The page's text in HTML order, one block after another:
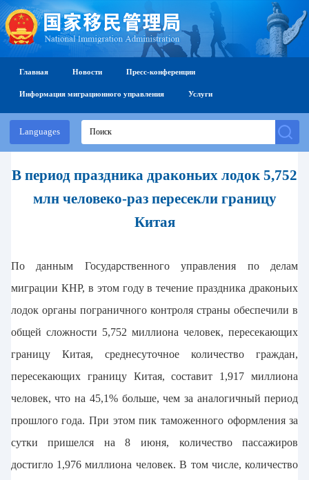
Languages
Главная Новости Пресс-конференции
Информация миграционного управления Услуги
В период праздника драконьих лодок 5,752
млн человеко-раз пересекли границу
Китая
По данным Государственного управления по делам
миграции КНР, в этом году в течение праздника драконьих
лодок органы пограничного контроля страны обеспечили в
общей сложности 5,752 миллиона человек, пересекающих
границу Китая, среднесуточное количество граждан,
пересекающих границу Китая, составит 1,917 миллиона
человек, что на 45,1% больше, чем за аналогичный период
прошлого года. При этом пик таможенного оформления за
сутки пришелся на 8 июня, количество пассажиров
достигло 1,976 миллиона человек. В том числе, количество